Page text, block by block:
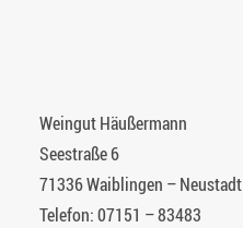
Weingut Häußermann
Seestraße 6
71336 Waiblingen – Neustadt
Telefon: 07151 – 83483